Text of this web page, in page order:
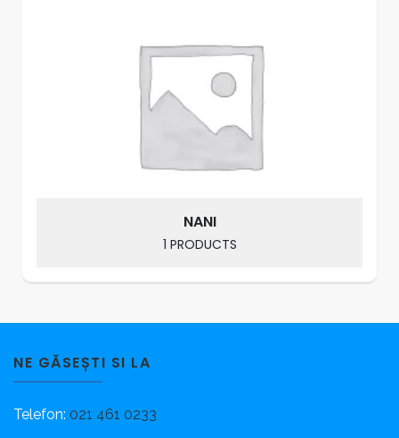
NANI
1 PRODUCTS
NE GĂSEȘTI SI LA
Telefon: 021 461 0233